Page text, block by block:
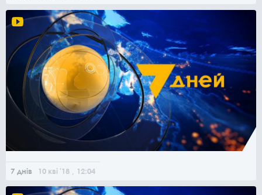
7 днів 10 кві '18 , 12:04